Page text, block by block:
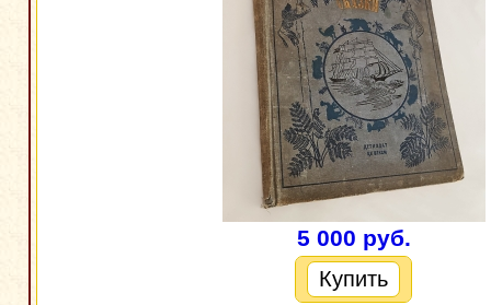
5 000 руб.
Купить